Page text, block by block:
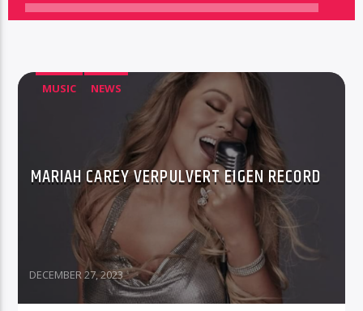
MUSIC NEWS
MARIAH CAREY VERPULVERT EIGEN RECORD
DECEMBER 27, 2023